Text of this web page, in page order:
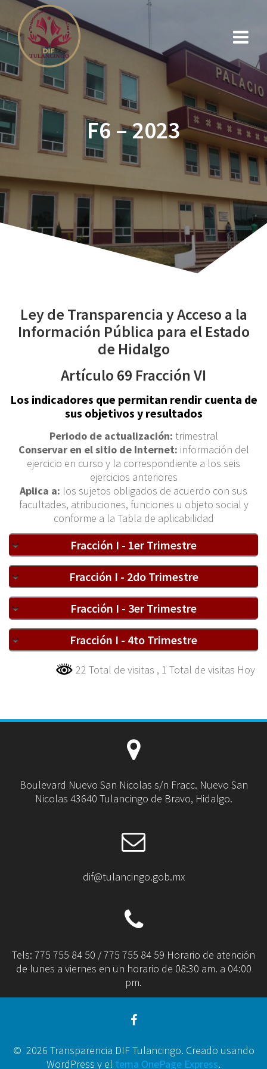
F6 – 2023
Ley de Transparencia y Acceso a la
Información Pública para el Estado
de Hidalgo
Artículo 69 Fracción VI
Los indicadores que permitan rendir cuenta de
sus objetivos y resultados
Periodo de actualización: trimestral
Conservar en el sitio de Internet: información del
ejercicio en curso y la correspondiente a los seis
ejercicios anteriores
Aplica a: los sujetos obligados de acuerdo con sus
facultades, atribuciones, funciones u objeto social y
conforme a la Tabla de aplicabilidad
Fracción I - 1er Trimestre
Fracción I - 2do Trimestre
Fracción I - 3er Trimestre
Fracción I - 4to Trimestre
22 Total de visitas , 1 Total de visitas Hoy
Boulevard Nuevo San Nicolas s/n Fracc. Nuevo San
Nicolas 43640 Tulancingo de Bravo, Hidalgo.
dif@tulancingo.gob.mx
Tels: 775 755 84 50 / 775 755 84 59 Horario de atención
de lunes a viernes en un horario de 08:30 am. a 04:00
pm.
© 2026 Transparencia DIF Tulancingo. Creado usando
WordPress y el tema OnePage Express.